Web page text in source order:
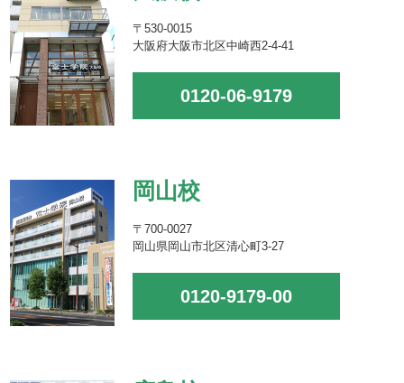
〒530-0015
大阪府大阪市北区中崎西2-4-41
0120-06-9179
岡山校
〒700-0027
岡山県岡山市北区清心町3-27
0120-9179-00